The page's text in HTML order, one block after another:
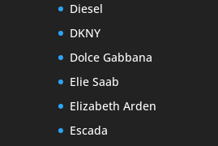
Diesel
DKNY
Dolce Gabbana
Elie Saab
Elizabeth Arden
Escada